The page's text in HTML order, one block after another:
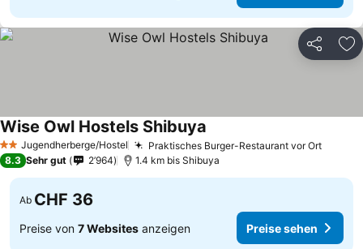
Teilen
2 SterneJugendherberge/Hostel Praktisches Burger-Restaurant vor OrtPreise
Wise Owl Hostels Shibuya
8.3 Sehr gut 2’964 1.4 km bis Shibuya
Ab CHF 36
Preise von 7 Websites anzeigen Preise sehen